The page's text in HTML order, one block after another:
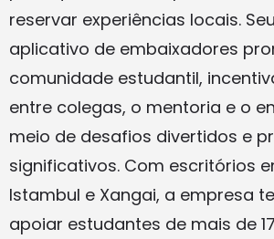
reservar experiências locais.
aplicativo de embaixadores
comunidade estudantil,
entre colegas, o mentoria e o
meio de desafios divertidos e
significativos. Com escritórios
Istambul e Xangai, a empresa
apoiar estudantes de mais de